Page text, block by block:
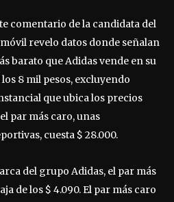
comentario de la candidata del
revelo datos donde señalan
barato que Adidas vende en su
8 mil pesos, excluyendo
que ubica los precios
par más caro, unas
cuesta $ 28.000.
del grupo Adidas, el par más
de los $ 4.090. El par más caro